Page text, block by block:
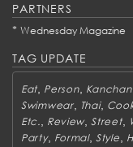
PARTNERS
* Wednesday Magazine
TAG UPDATE
Eat Person,
Swimwear, Thai,
Etc. Review,Street,
Party, Formal, Style